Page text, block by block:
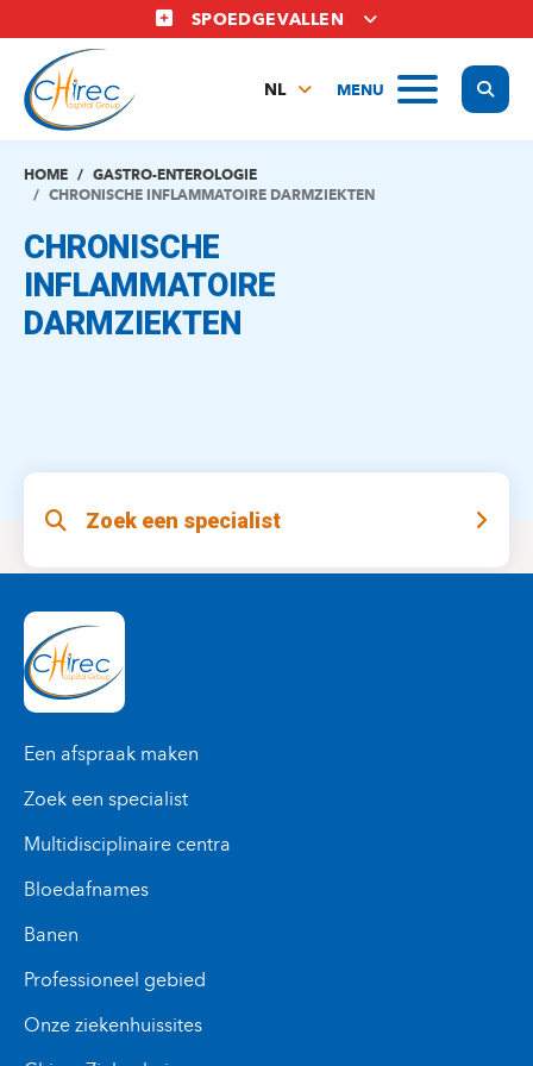
en
naar
inhoud
gaan
SPOEDGEVALLEN
MENU
NL
HOME
GASTRO-ENTEROLOGIE
CHRONISCHE INFLAMMATOIRE DARMZIEKTEN
CHRONISCHE
INFLAMMATOIRE
DARMZIEKTEN
Zoek een specialist
Een afspraak maken
Zoek een specialist
Multidisciplinaire centra
Bloedafnames
Banen
Professioneel gebied
Onze ziekenhuissites